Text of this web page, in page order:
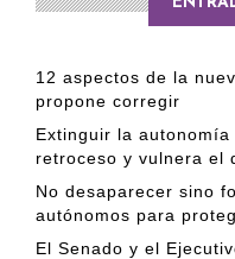
12 aspectos de la
propone corregir
Extinguir la
retroceso y vulnera el
No desaparecer sino
autónomos para
El Senado y el